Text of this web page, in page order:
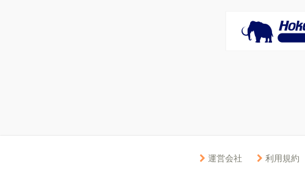
運営会社 利用規約